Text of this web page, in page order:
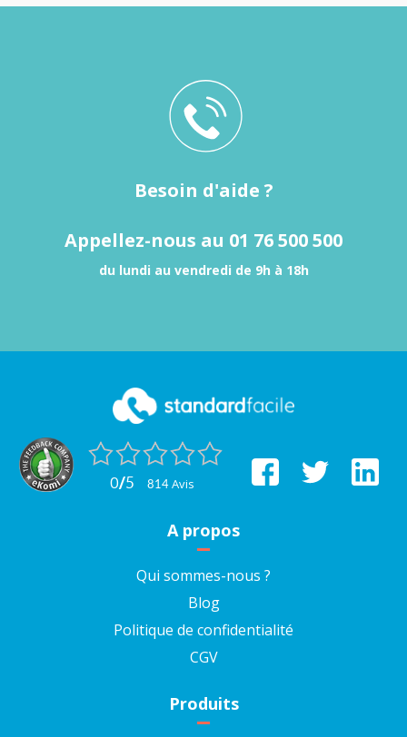
Besoin d'aide ?
Appellez-nous au 01 76 500 500
du lundi au vendredi de 9h à 18h
0/5 814 avis
A propos
Qui sommes-nous ?
Blog
Politique de confidentialité
CGV
Produits